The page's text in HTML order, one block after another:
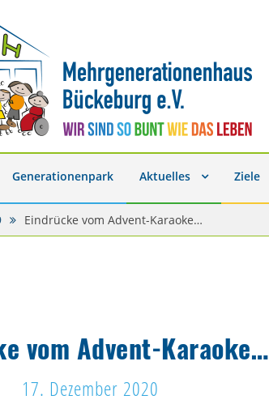
Generationenpark Aktuelles Ziele
Eindrücke vom Advent-Karaoke…
vom Advent-Karaoke…
17. Dezember 2020